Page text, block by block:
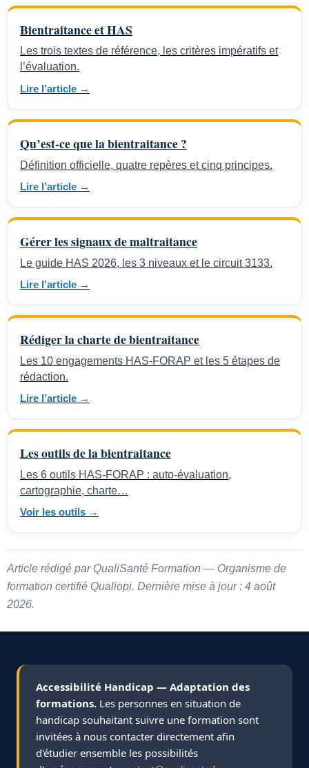
Bientraitance et HAS
Les trois textes de référence, les critères impératifs et
l’évaluation.
Lire l’article →
Qu’est-ce que la bientraitance ?
Définition officielle, quatre repères et cinq principes.
Lire l’article →
Gérer les signaux de maltraitance
Le guide HAS 2026, les 3 niveaux et le circuit 3133.
Lire l’article →
Rédiger la charte de bientraitance
Les 10 engagements HAS-FORAP et les 5 étapes de
rédaction.
Lire l’article →
Les outils de la bientraitance
Les 6 outils HAS-FORAP : auto-évaluation,
cartographie, charte…
Voir les outils →
Article rédigé par QualiSanté Formation — Organisme de
formation certifié Qualiopi. Dernière mise à jour : 4 août
2026.
Accessibilité Handicap — Adaptation des
formations. Les personnes en situation de
handicap souhaitant suivre une formation sont
invitées à nous contacter directement afin
d'étudier ensemble les possibilités